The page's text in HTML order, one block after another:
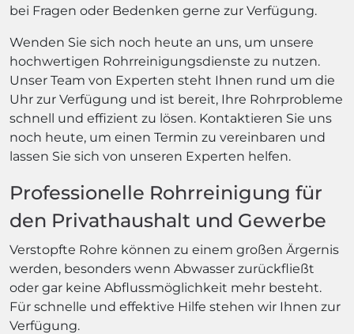
bei Fragen oder Bedenken gerne zur Verfügung.
Wenden Sie sich noch heute an uns, um unsere
hochwertigen Rohrreinigungsdienste zu nutzen.
Unser Team von Experten steht Ihnen rund um die
Uhr zur Verfügung und ist bereit, Ihre Rohrprobleme
schnell und effizient zu lösen. Kontaktieren Sie uns
noch heute, um einen Termin zu vereinbaren und
lassen Sie sich von unseren Experten helfen.
Professionelle Rohrreinigung für
den Privathaushalt und Gewerbe
Verstopfte Rohre können zu einem großen Ärgernis
werden, besonders wenn Abwasser zurückfließt
oder gar keine Abflussmöglichkeit mehr besteht.
Für schnelle und effektive Hilfe stehen wir Ihnen zur
Verfügung.